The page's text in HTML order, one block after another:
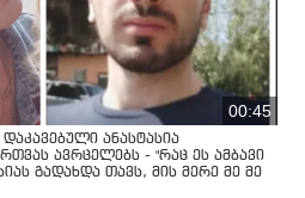
00:45
ანასტასია
ავრცელებს - "რაც ეს ამბავი
გადახდა თავს, მის მერე მე მე